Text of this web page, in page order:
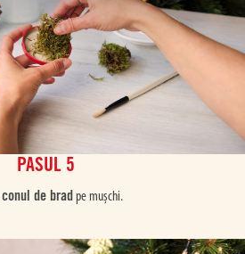
PASUL 5
conul de bradpe mușchi.